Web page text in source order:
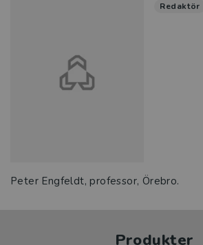
Redaktör
Peter Engfeldt, professor, Örebro.
Produkter